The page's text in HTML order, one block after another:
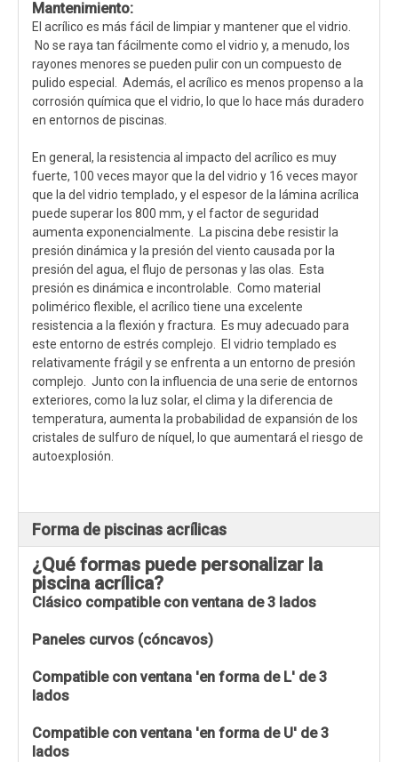
Mantenimiento:
El acrílico es más fácil de limpiar y mantener que el vidrio.
No se raya tan fácilmente como el vidrio y, a menudo, los
rayones menores se pueden pulir con un compuesto de
pulido especial. Además, el acrílico es menos propenso a la
corrosión química que el vidrio, lo que lo hace más duradero
en entornos de piscinas.
En general, la resistencia al impacto del acrílico es muy
fuerte, 100 veces mayor que la del vidrio y 16 veces mayor
que la del vidrio templado, y el espesor de la lámina acrílica
puede superar los 800 mm, y el factor de seguridad
aumenta exponencialmente. La piscina debe resistir la
presión dinámica y la presión del viento causada por la
presión del agua, el flujo de personas y las olas. Esta
presión es dinámica e incontrolable. Como material
polimérico flexible, el acrílico tiene una excelente
resistencia a la flexión y fractura. Es muy adecuado para
este entorno de estrés complejo. El vidrio templado es
relativamente frágil y se enfrenta a un entorno de presión
complejo. Junto con la influencia de una serie de entornos
exteriores, como la luz solar, el clima y la diferencia de
temperatura, aumenta la probabilidad de expansión de los
cristales de sulfuro de níquel, lo que aumentará el riesgo de
autoexplosión.
Forma de piscinas acrílicas
¿Qué formas puede personalizar la
piscina acrílica?
Clásico compatible con ventana de 3 lados
Paneles curvos (cóncavos)
Compatible con ventana 'en forma de L' de 3
lados
Compatible con ventana 'en forma de U' de 3
lados